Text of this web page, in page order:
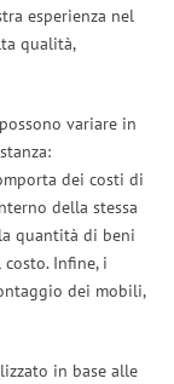
esperienza nel
qualità,
variare in
dei costi di
della stessa
quantità di beni
Infine, i
dei mobili,
in base alle